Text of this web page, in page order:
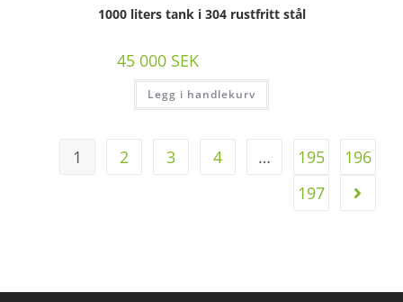
1000 liters tank i 304 rustfritt stål
45 000 SEK
Legg i handlekurv
1 2 3 4 … 195
196
197